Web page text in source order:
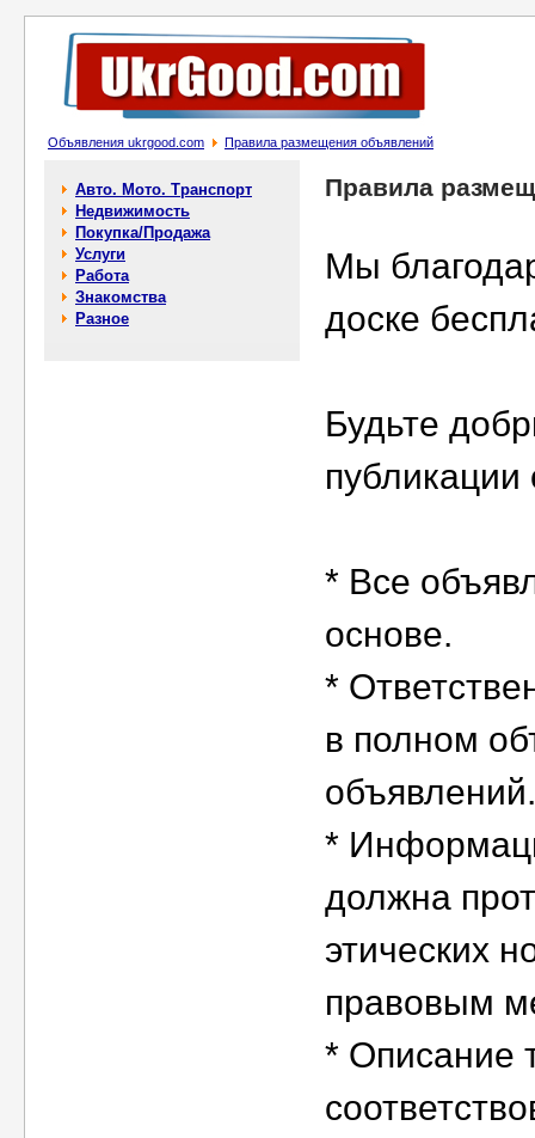
Объявления ukrgood.com Правила размещения объявлений
Авто. Мото. Транспорт
Недвижимость
Покупка/Продажа
Услуги
Работа
Знакомства
Разное
Правила
Мы
доске
Будьте
* Все
основе.
*
в полном
объявлений.
*
должна
этических
правовым
* Описание